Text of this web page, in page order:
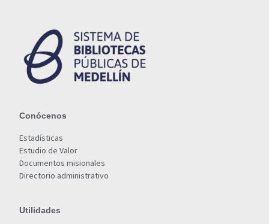
Conócenos
Estadísticas
Estudio de Valor
Documentos misionales
Directorio administrativo
Utilidades